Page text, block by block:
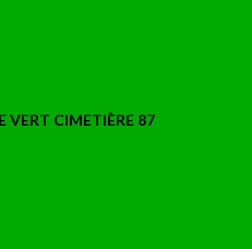
VERT CIMETIÈRE 87